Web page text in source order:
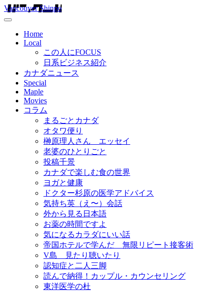
Vancouver Shinpo
Home
Local
この人にFOCUS
日系ビジネス紹介
カナダニュース
Special
Maple
Movies
コラム
まるごとカナダ
オタワ便り
榊原理人さん エッセイ
老婆のひとりごと
投稿千景
カナダで楽しむ食の世界
ヨガと健康
ドクター杉原の医学アドバイス
気持ち英（え〜）会話
外から見る日本語
お薬の時間ですよ
気になるカラダにいい話
帝国ホテルで学んだ 無限リピート接客術
V島 見たり聴いたり
認知症と二人三脚
読んで納得！カップル・カウンセリング
東洋医学の杜